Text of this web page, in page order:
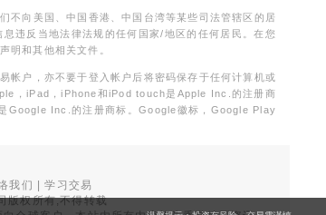
不向美国、中国香港、中国台湾等某些司法管辖区的居
违反当地法律法规的任何国家/地区的任何居民。在您
明和其他相关文件。
帐户，亦不要于登入帐户后将密码保存于任何计算机或
，iPad，iPhone和iPod touch是Apple Inc.的注册商
Google Inc.的注册商标。Google徽标，Google Play
我们 |学习交易
版权所有,不得转载